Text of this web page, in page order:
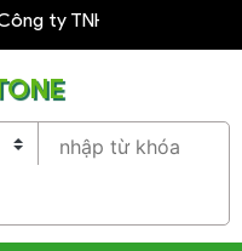
ty TNHH Đức Lê Kính